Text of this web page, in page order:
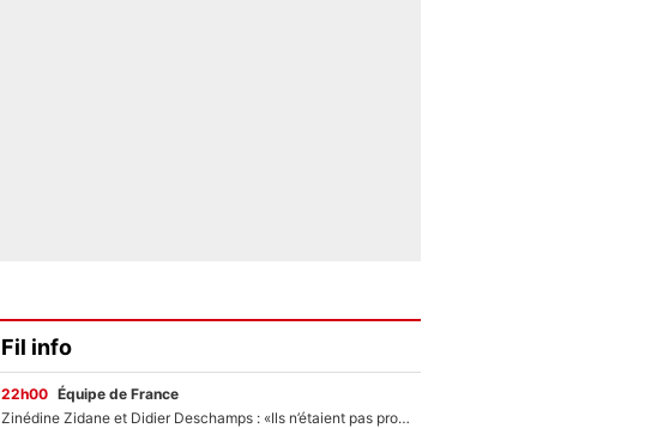
Fil info
22h00 Équipe de France
Zinédine Zidane et Didier Deschamps : «Ils n’étaient pas proches», les confidences d’un membre de l’équipe de France 1998 sur leur relation spéciale